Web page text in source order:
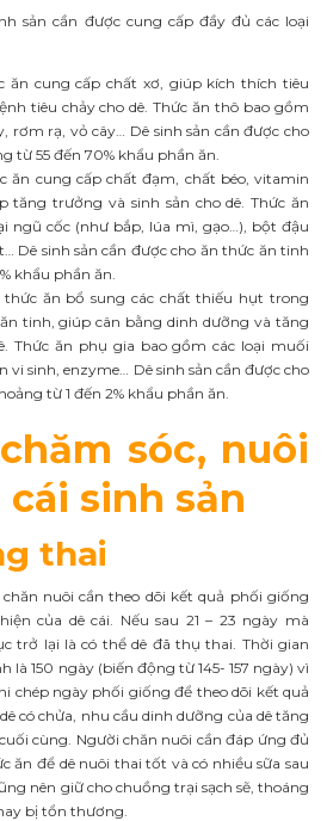
sản cần được cung cấp đầy đủ các loại
ăn cung cấp chất xơ, giúp kích thích tiêu
tiêu chảy cho dê. Thức ăn thô bao gồm
rơm rạ, vỏ cây… Dê sinh sản cần được cho
từ 55 đến 70% khẩu phần ăn.
ăn cung cấp chất đạm, chất béo, vitamin
tăng trưởng và sinh sản cho dê. Thức ăn
ngũ cốc (như bắp, lúa mì, gạo…), bột đậu
Dê sinh sản cần được cho ăn thức ăn tinh
khẩu phần ăn.
thức ăn bổ sung các chất thiếu hụt trong
tinh, giúp cân bằng dinh dưỡng và tăng
Thức ăn phụ gia bao gồm các loại muối
vi sinh, enzyme… Dê sinh sản cần được cho
từ 1 đến 2% khẩu phần ăn.
sóc, nuôi
sinh sản
thai
nuôi cần theo dõi kết quả phối giống
của dê cái. Nếu sau 21 – 23 ngày mà
trở lại là có thể dê đã thụ thai. Thời gian
là 150 ngày (biến động từ 145- 157 ngày) vì
chép ngày phối giống để theo dõi kết quả
có chửa, nhu cầu dinh dưỡng của dê tăng
cùng. Người chăn nuôi cần đáp ứng đủ
ăn để dê nuôi thai tốt và có nhiều sữa sau
nên giữ cho chuồng trại sạch sẽ, thoáng
bị tổn thương.